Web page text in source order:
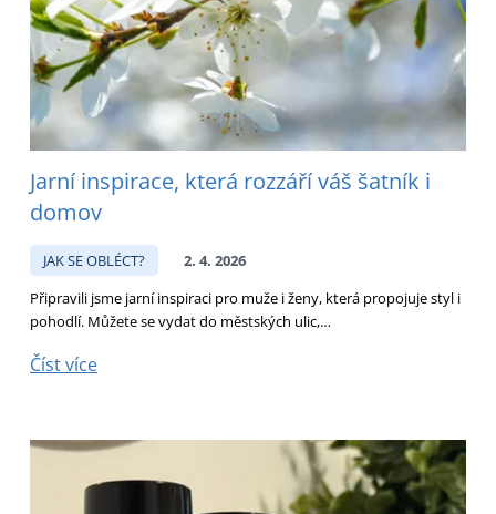
Jarní inspirace, která rozzáří váš šatník i
domov
JAK SE OBLÉCT?
2. 4. 2026
Připravili jsme jarní inspiraci pro muže i ženy, která propojuje styl i
pohodlí. Můžete se vydat do městských ulic,…
Číst více